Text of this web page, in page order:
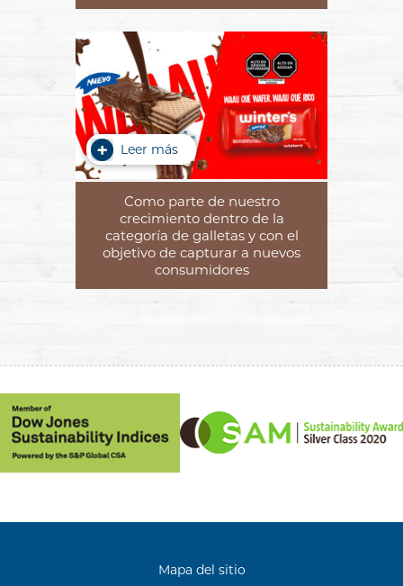
Leer más
Como parte de nuestro
crecimiento dentro de la
categoría de galletas y con el
objetivo de capturar a nuevos
consumidores
Mapa del sitio